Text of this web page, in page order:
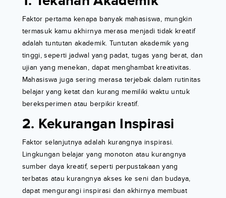
Faktor pertama kenapa banyak mahasiswa, mungkin
termasuk kamu akhirnya merasa menjadi tidak kreatif
adalah tuntutan akademik. Tuntutan akademik yang
tinggi, seperti jadwal yang padat, tugas yang berat, dan
ujian yang menekan, dapat menghambat kreativitas.
Mahasiswa juga sering merasa terjebak dalam rutinitas
belajar yang ketat dan kurang memiliki waktu untuk
bereksperimen atau berpikir kreatif.
2. Kekurangan Inspirasi
Faktor selanjutnya adalah kurangnya inspirasi.
Lingkungan belajar yang monoton atau kurangnya
sumber daya kreatif, seperti perpustakaan yang
terbatas atau kurangnya akses ke seni dan budaya,
dapat mengurangi inspirasi dan akhirnya membuat